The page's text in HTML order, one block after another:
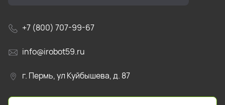
+7 (800) 707-99-67
info@irobot59.ru
г. Пермь, ул Куйбышева, д. 87